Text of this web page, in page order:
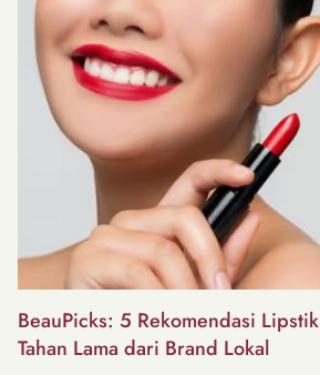
BeauPicks: 5 Rekomendasi Lipstik
Tahan Lama dari Brand Lokal